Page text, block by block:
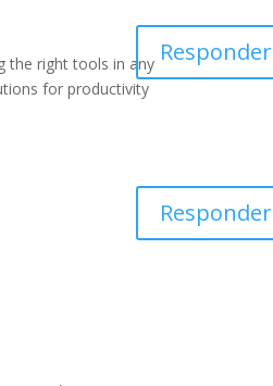
the right tools in any
for productivity
Responder
Responder